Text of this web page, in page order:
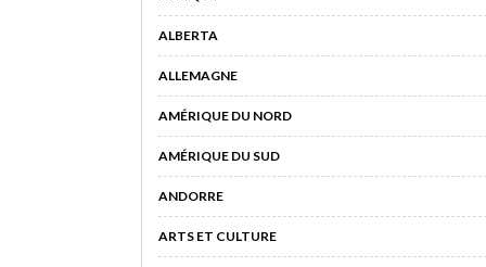
ALBERTA
ALLEMAGNE
AMÉRIQUE DU NORD
AMÉRIQUE DU SUD
ANDORRE
ARTS ET CULTURE